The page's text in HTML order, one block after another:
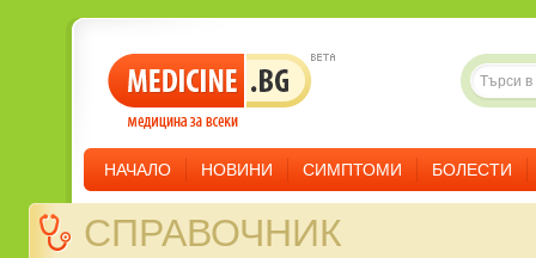
НАЧАЛО НОВИНИ СИМПТОМИ БОЛЕСТИ
СПРАВОЧНИК